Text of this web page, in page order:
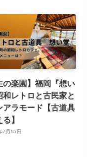
の楽園】福岡『想い
和レトロと古民家と
アラモード【古道具
】
7月15日